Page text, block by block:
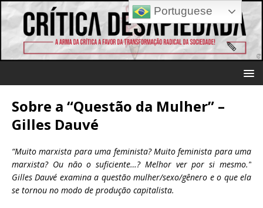
Sobre a “Questão da Mulher” –
Gilles Dauvé
“Muito marxista para uma feminista? Muito feminista para uma
marxista? Ou não o suficiente…? Melhor ver por si mesmo.”
Gilles Dauvé examina a questão mulher/sexo/gênero e o que ela
se tornou no modo de produção capitalista.
Portuguese